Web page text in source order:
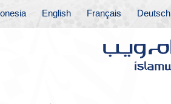
Deutsch
Français
English